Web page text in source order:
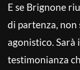
E se Brignone
di partenza,
agonistico. Sarà
testimonianza